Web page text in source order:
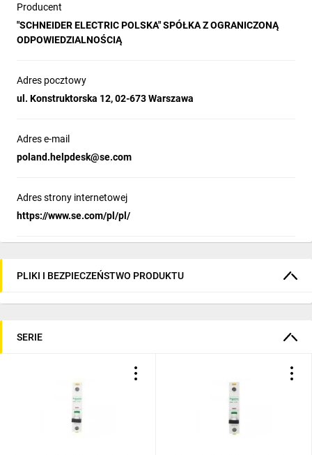
Producent
"SCHNEIDER ELECTRIC POLSKA" SPÓŁKA Z OGRANICZONĄ
ODPOWIEDZIALNOŚCIĄ
Adres pocztowy
ul. Konstruktorska 12, 02-673 Warszawa
Adres e-mail
poland.helpdesk@se.com
Adres strony internetowej
https://www.se.com/pl/pl/
PLIKI I BEZPIECZEŃSTWO PRODUKTU
SERIE